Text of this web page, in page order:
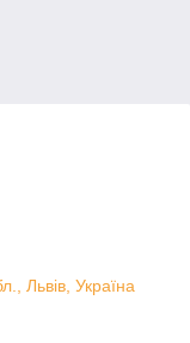
Львів, Україна